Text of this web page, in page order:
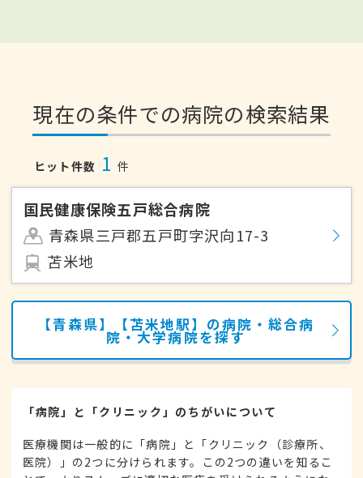
現在の条件での病院の検索結果
ヒット件数 1 件
国民健康保険五戸総合病院
青森県三戸郡五戸町字沢向17-3
苫米地
【青森県】【苫米地駅】の病院・総合病
院・大学病院を探す
「病院」と「クリニック」のちがいについて
医療機関は一般的に「病院」と「クリニック（診療所、
医院）」の2つに分けられます。この2つの違いを知るこ